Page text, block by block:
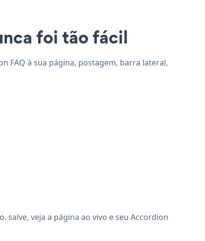
foi tão fácil
FAQ à sua página, postagem, barra lateral,
veja a página ao vivo e seu Accordion